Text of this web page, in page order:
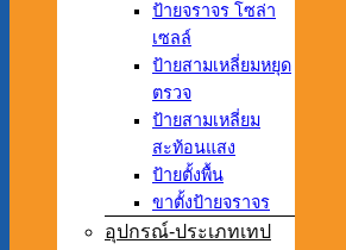
ป้ายจราจร โซล่า
เซลล์
ป้ายสามเหลี่ยมหยุด
ตรวจ
ป้ายสามเหลี่ยม
สะท้อนแสง
ป้ายตั้งพื้น
ขาตั้งป้ายจราจร
อุปกรณ์-ประเภทเทป